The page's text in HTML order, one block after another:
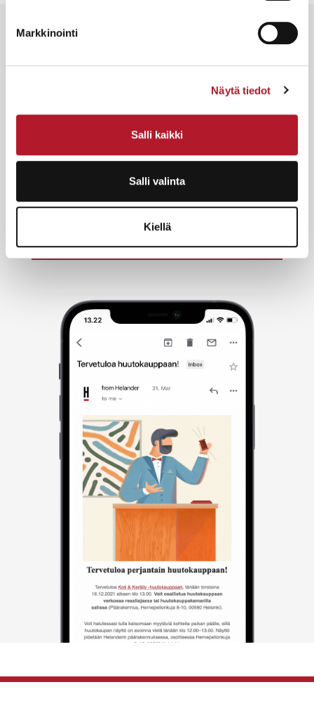
Markkinointi
Näytä tiedot
Salli kaikki
Salli valinta
Kiellä
på vårt nyhetsbrev!
Prenumerera
Jag accepterarpersonuppgiftspolicy.
Prenumerera